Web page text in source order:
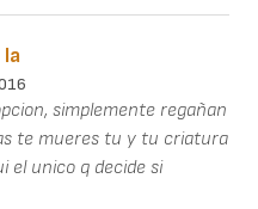
simplemente regañan
te mueres tu y tu criatura
el unico q decide si